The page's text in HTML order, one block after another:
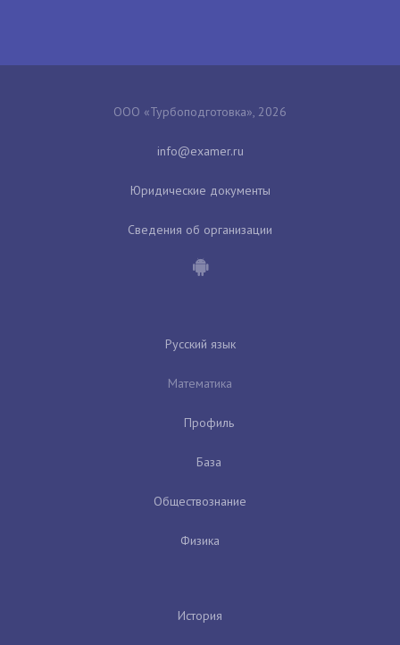
ООО «Турбоподготовка», 2026
Юридические документы
Сведения об организации
Русский язык
Математика
Профиль
База
Обществознание
Физика
История